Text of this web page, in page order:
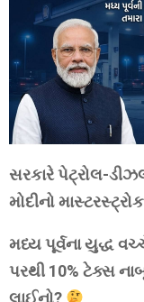
સરકારે પેટ્રોલ-
મોદીનો
મધ્ય પૂર્વના યુદ્ધ
પરથી 10% ટેક્સ
લાઈનો?